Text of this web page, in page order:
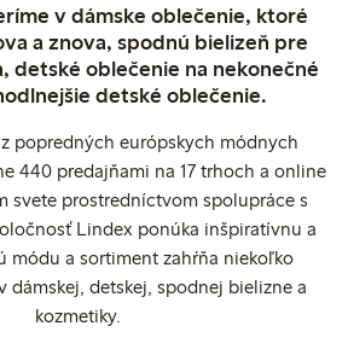
v dámske oblečenie, ktoré
a znova, spodnú bielizeň pre
detské oblečenie na nekonečné
detské oblečenie.
popredných európskych módnych
440 predajňami na 17 trhoch a online
svete prostredníctvom spolupráce s
Lindex ponúka inšpiratívnu a
módu a sortiment zahŕňa niekoľko
dámskej, detskej, spodnej bielizne a
kozmetiky.